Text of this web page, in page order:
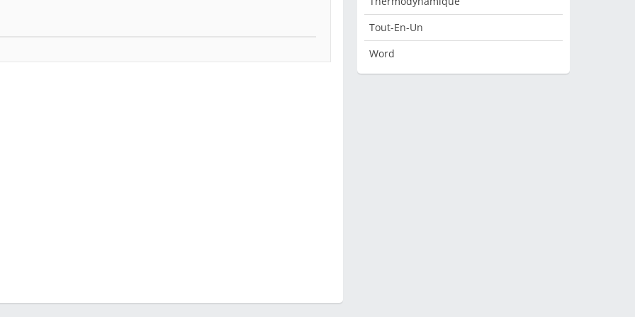
Tout-En-Un
Word